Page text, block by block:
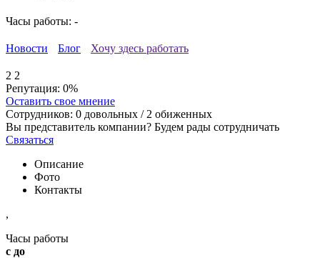
Часы работы: -
Новости Блог Хочу здесь работать
2 2
Репутация: 0%
Оставить свое мнение
Сотрудников: 0 довольных / 2 обиженных
Вы представитель компании? Будем рады сотрудничать
Связаться
Описание
Фото
Контакты
,
Часы работы
с до